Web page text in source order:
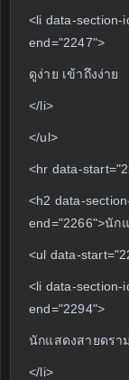
<li data-section-
end="2247">
ดูง่าย เข้าถึงง่าย
</li>
</ul>
<hr data-
<h2 data-
end="2266">นัก
<ul data-
<li data-section-
end="2294">
นักแสดงสายดร
</li>